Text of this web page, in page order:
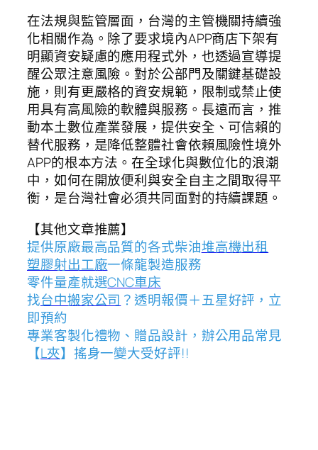
在法規與監管層面，台灣的主管機關持續強
化相關作為。除了要求境內APP商店下架有
明顯資安疑慮的應用程式外，也透過宣導提
醒公眾注意風險。對於公部門及關鍵基礎設
施，則有更嚴格的資安規範，限制或禁止使
用具有高風險的軟體與服務。長遠而言，推
動本土數位產業發展，提供安全、可信賴的
替代服務，是降低整體社會依賴風險性境外
APP的根本方法。在全球化與數位化的浪潮
中，如何在開放便利與安全自主之間取得平
衡，是台灣社會必須共同面對的持續課題。
【其他文章推薦】
提供原廠最高品質的各式柴油堆高機出租
塑膠射出工廠一條龍製造服務
零件量產就選CNC車床
找台中搬家公司 ？透明報價＋五星好評，立
即預約
專業客製化禮物、贈品設計，辦公用品常見
【L夾】搖身一變大受好評!!